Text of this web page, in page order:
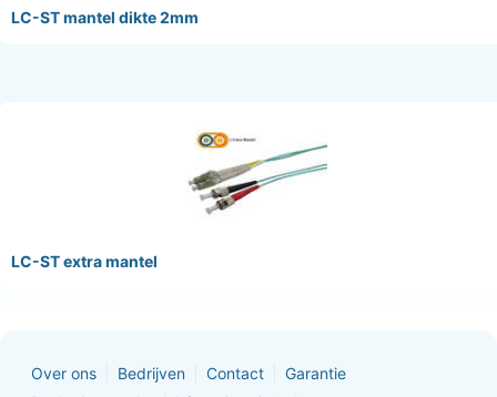
LC-ST mantel dikte 2mm
LC-ST extra mantel
Over ons Bedrijven Contact Garantie